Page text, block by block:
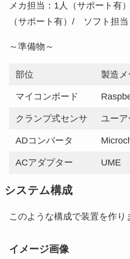
メカ担当：1人（サポート有
（サポート有）/ ソフト担当
～準備物～
部位 製造
マイコンボード
クランプ式センサ ユーア
ADコンバータ
ACアダプター UME
システム構成
このような構成で装置を作り
イメージ画像